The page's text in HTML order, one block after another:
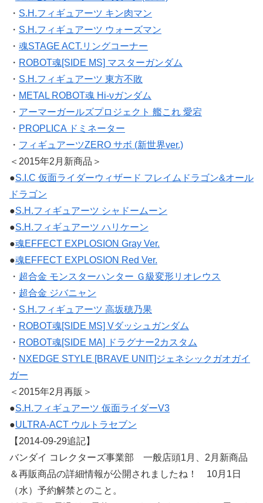
・ S.H.フィギュアーツ キン肉マン
・ S.H.フィギュアーツ ウォーズマン
・ 魂STAGE ACT.リングコーナー
・ ROBOT魂[SIDE MS] マスターガンダム
・ S.H.フィギュアーツ 東方不敗
・ METAL ROBOT魂 Hi-νガンダム
・ アーマーガールズプロジェクト 艦これ 愛宕
・ PROPLICA ドミネーター
・ フィギュアーツZERO サボ (新世界ver.)
＜2015年2月新商品＞
●S.I.C 仮面ライダーウィザード フレイムドラゴン&オール
ドラゴン
●S.H.フィギュアーツ シャドームーン
●S.H.フィギュアーツ ハリケーン
●魂EFFECT EXPLOSION Gray Ver.
●魂EFFECT EXPLOSION Red Ver.
・ 超合金 モンスターハンター Ｇ級変形リオレウス
・ 超合金 ジバニャン
・ S.H.フィギュアーツ 高坂穂乃果
・ ROBOT魂[SIDE MS] Vダッシュガンダム
・ ROBOT魂[SIDE MA] ドラグナー2カスタム
・ NXEDGE STYLE [BRAVE UNIT]ジェネシックガオガイ
ガー
＜2015年2月再販＞
●S.H.フィギュアーツ 仮面ライダーV3
●ULTRA-ACT ウルトラセブン
【2014-09-29追記】
バンダイ コレクターズ事業部 一般店頭1月、2月新商品
＆再販商品の詳細情報が公開されましたね！ 10月1日
（水）予約解禁とのこと。